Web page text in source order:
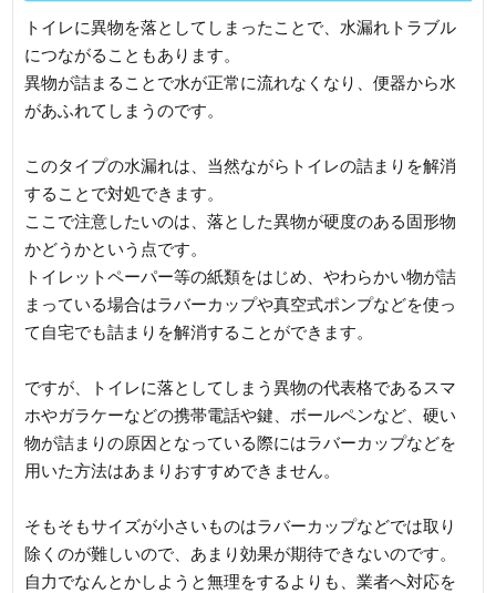
トイレに異物を落としてしまったことで、水漏れトラブル
につながることもあります。
異物が詰まることで水が正常に流れなくなり、便器から水
があふれてしまうのです。
このタイプの水漏れは、当然ながらトイレの詰まりを解消
することで対処できます。
ここで注意したいのは、落とした異物が硬度のある固形物
かどうかという点です。
トイレットペーパー等の紙類をはじめ、やわらかい物が詰
まっている場合はラバーカップや真空式ポンプなどを使っ
て自宅でも詰まりを解消することができます。
ですが、トイレに落としてしまう異物の代表格であるスマ
ホやガラケーなどの携帯電話や鍵、ボールペンなど、硬い
物が詰まりの原因となっている際にはラバーカップなどを
用いた方法はあまりおすすめできません。
そもそもサイズが小さいものはラバーカップなどでは取り
除くのが難しいので、あまり効果が期待できないのです。
自力でなんとかしようと無理をするよりも、業者へ対応を